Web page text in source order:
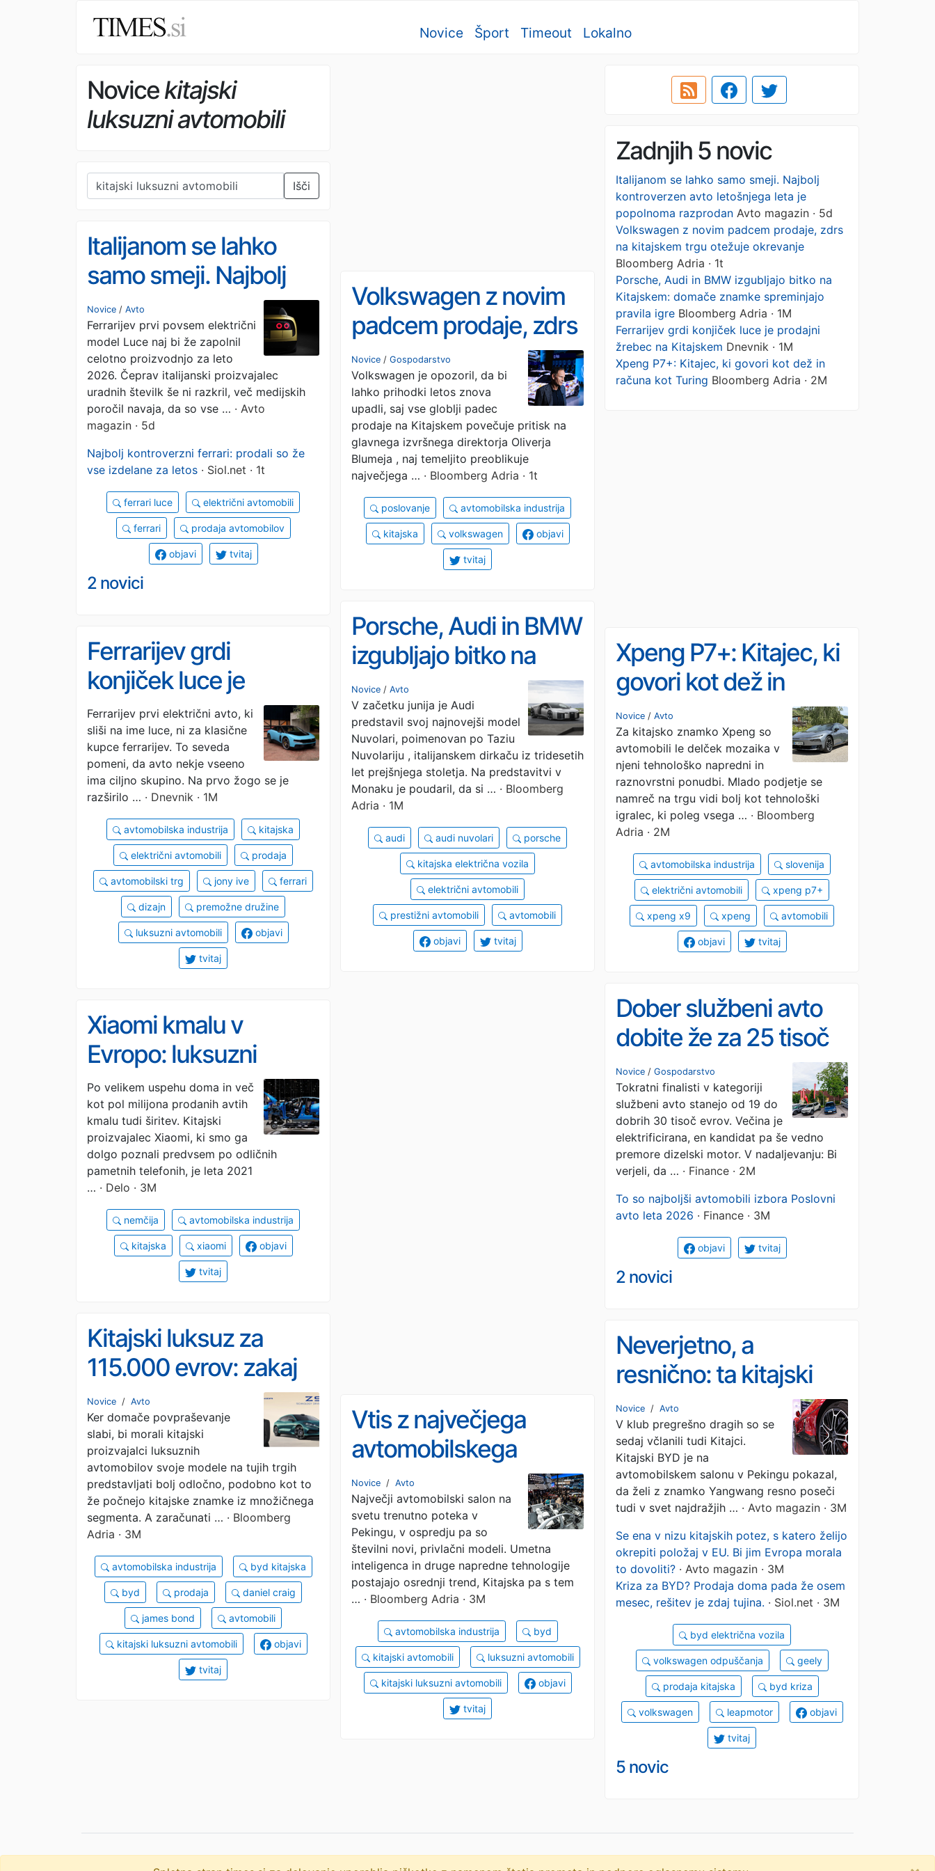
Novice Šport Timeout Lokalno
Novicekitajski
luksuzni avtomobili
Išči
Zadnjih 5 novic
Italijanom se lahko samo smeji. Najbolj
kontroverzen avto letošnjega leta je
popolnoma razprodan Avto magazin · 5d
Volkswagen z novim padcem prodaje, zdrs
na kitajskem trgu otežuje okrevanje
Bloomberg Adria · 1t
Porsche, Audi in BMW izgubljajo bitko na
Kitajskem: domače znamke spreminjajo
pravila igre Bloomberg Adria · 1M
Ferrarijev grdi konjiček luce je prodajni
žrebec na Kitajskem Dnevnik · 1M
Xpeng P7+: Kitajec, ki govori kot dež in
računa kot Turing Bloomberg Adria · 2M
Italijanom se lahko
samo smeji. Najbolj
kontroverzen avto
letošnjega leta je
popolnoma razprodan
Novice / Avto
Ferrarijev prvi povsem električni
model Luce naj bi že zapolnil
celotno proizvodnjo za leto
2026. Čeprav italijanski proizvajalec
uradnih številk še ni razkril, več medijskih
poročil navaja, da so vse … · Avto
magazin · 5d
Najbolj kontroverzni ferrari: prodali so že
vse izdelane za letos · Siol.net · 1t
ferrari luce električni avtomobili
ferrari prodaja avtomobilov
objavi tvitaj
2 novici
Volkswagen z novim
padcem prodaje, zdrs
na kitajskem trgu
otežuje okrevanje
Novice / Gospodarstvo
Volkswagen je opozoril, da bi
lahko prihodki letos znova
upadli, saj vse globlji padec
prodaje na Kitajskem povečuje pritisk na
glavnega izvršnega direktorja Oliverja
Blumeja , naj temeljito preoblikuje
največjega … · Bloomberg Adria · 1t
poslovanje avtomobilska industrija
kitajska volkswagen objavi
tvitaj
Porsche, Audi in BMW
izgubljajo bitko na
Kitajskem: domače
znamke spreminjajo
pravila igre
Novice / Avto
V začetku junija je Audi
predstavil svoj najnovejši model
Nuvolari, poimenovan po Taziu
Nuvolariju , italijanskem dirkaču iz tridesetih
let prejšnjega stoletja. Na predstavitvi v
Monaku je poudaril, da si … · Bloomberg
Adria · 1M
audi audi nuvolari porsche
kitajska električna vozila
električni avtomobili
prestižni avtomobili avtomobili
objavi tvitaj
Ferrarijev grdi
konjiček luce je
prodajni žrebec na
Kitajskem
Ferrarijev prvi električni avto, ki
sliši na ime luce, ni za klasične
kupce ferrarijev. To seveda
pomeni, da avto nekje vseeno
ima ciljno skupino. Na prvo žogo se je
razširilo … · Dnevnik · 1M
avtomobilska industrija kitajska
električni avtomobili prodaja
avtomobilski trg jony ive ferrari
dizajn premožne družine
luksuzni avtomobili objavi
tvitaj
Xpeng P7+: Kitajec, ki
govori kot dež in
računa kot Turing
Novice / Avto
Za kitajsko znamko Xpeng so
avtomobili le delček mozaika v
njeni tehnološko napredni in
raznovrstni ponudbi. Mlado podjetje se
namreč na trgu vidi bolj kot tehnološki
igralec, ki poleg vsega … · Bloomberg
Adria · 2M
avtomobilska industrija slovenija
električni avtomobili xpeng p7+
xpeng x9 xpeng avtomobili
objavi tvitaj
Dober službeni avto
dobite že za 25 tisoč
evrov
Novice / Gospodarstvo
Tokratni finalisti v kategoriji
službeni avto stanejo od 19 do
dobrih 30 tisoč evrov. Večina je
elektrificirana, en kandidat pa še vedno
premore dizelski motor. V nadaljevanju: Bi
verjeli, da … · Finance · 2M
To so najboljši avtomobili izbora Poslovni
avto leta 2026 · Finance · 3M
objavi tvitaj
2 novici
Xiaomi kmalu v
Evropo: luksuzni
električni modeli in
raziskave v Münchnu
Po velikem uspehu doma in več
kot pol milijona prodanih avtih
kmalu tudi širitev. Kitajski
proizvajalec Xiaomi, ki smo ga
dolgo poznali predvsem po odličnih
pametnih telefonih, je leta 2021
… · Delo · 3M
nemčija avtomobilska industrija
kitajska xiaomi objavi
tvitaj
Kitajski luksuz za
115.000 evrov: zakaj
niti James Bond ne
more prodati
Denzinega modela v
Evropi?
Novice / Avto
Ker domače povpraševanje
slabi, bi morali kitajski
proizvajalci luksuznih
avtomobilov svoje modele na tujih trgih
predstavljati bolj odločno, podobno kot to
že počnejo kitajske znamke iz množičnega
segmenta. A zaračunati … · Bloomberg
Adria · 3M
avtomobilska industrija byd kitajska
byd prodaja daniel craig
james bond avtomobili
kitajski luksuzni avtomobili objavi
tvitaj
Neverjetno, a
resnično: ta kitajski
avtomobil so prodali
za več kot 2,5 milijona
evrov. In sploh ne bo
edini ...
Novice / Avto
V klub pregrešno dragih so se
sedaj včlanili tudi Kitajci.
Kitajski BYD je na
avtomobilskem salonu v Pekingu pokazal,
da želi z znamko Yangwang resno poseči
tudi v svet najdražjih … · Avto magazin · 3M
Se ena v nizu kitajskih potez, s katero želijo
okrepiti položaj v EU. Bi jim Evropa morala
to dovoliti? · Avto magazin · 3M
Kriza za BYD? Prodaja doma pada že osem
mesec, rešitev je zdaj tujina. · Siol.net · 3M
byd električna vozila
volkswagen odpuščanja geely
prodaja kitajska byd kriza
volkswagen leapmotor objavi
tvitaj
5 novic
Vtis z največjega
avtomobilskega
sejma na svetu:
Kitajska pospešuje
Novice / Avto
Največji avtomobilski salon na
svetu trenutno poteka v
Pekingu, v ospredju pa so
številni novi, privlačni modeli. Umetna
inteligenca in druge napredne tehnologije
postajajo osrednji trend, Kitajska pa s tem
… · Bloomberg Adria · 3M
avtomobilska industrija byd
kitajski avtomobili luksuzni avtomobili
kitajski luksuzni avtomobili objavi
tvitaj